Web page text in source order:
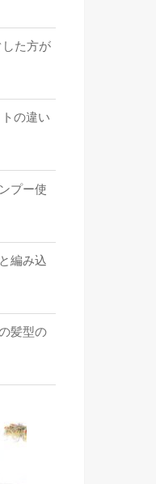
した方が
の違い
プー使
編み込
髪型の